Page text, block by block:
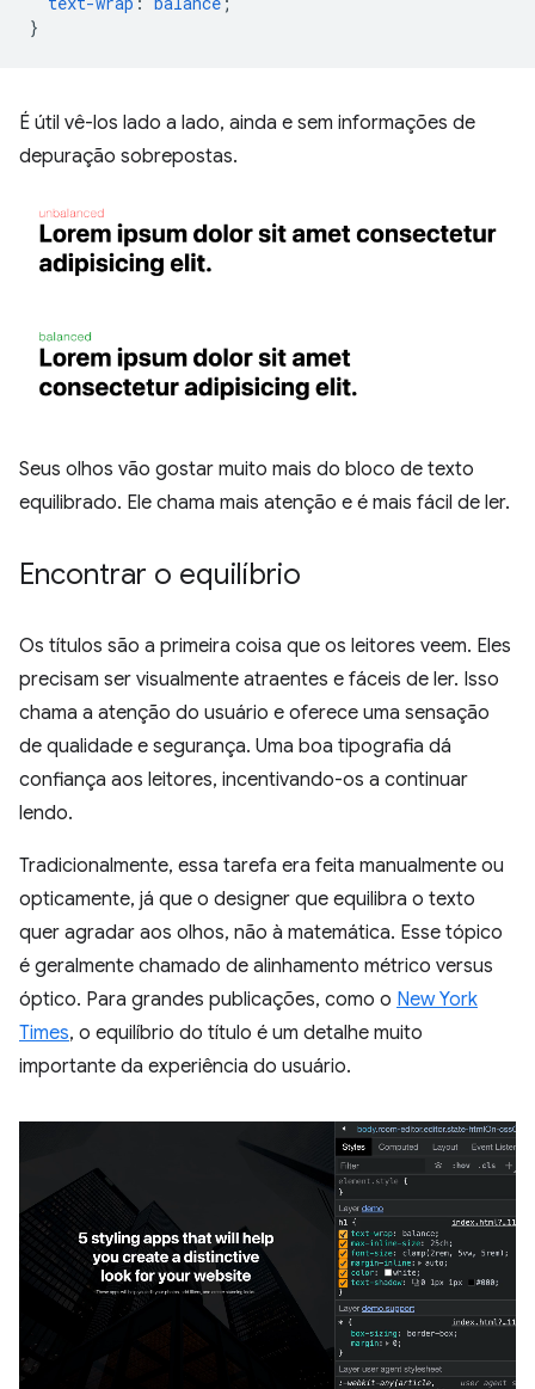
}
É útil vê-los lado a lado, ainda e sem informações de
depuração sobrepostas.
Seus olhos vão gostar muito mais do bloco de texto
equilibrado. Ele chama mais atenção e é mais fácil de ler.
Encontrar o equilíbrio
Os títulos são a primeira coisa que os leitores veem. Eles
precisam ser visualmente atraentes e fáceis de ler. Isso
chama a atenção do usuário e oferece uma sensação
de qualidade e segurança. Uma boa tipografia dá
confiança aos leitores, incentivando-os a continuar
lendo.
Tradicionalmente, essa tarefa era feita manualmente ou
opticamente, já que o designer que equilibra o texto
quer agradar aos olhos, não à matemática. Esse tópico
é geralmente chamado de alinhamento métrico versus
óptico. Para grandes publicações, como o New York
Times, o equilíbrio do título é um detalhe muito
importante da experiência do usuário.